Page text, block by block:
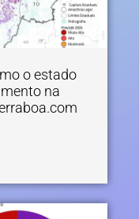
o estado
na